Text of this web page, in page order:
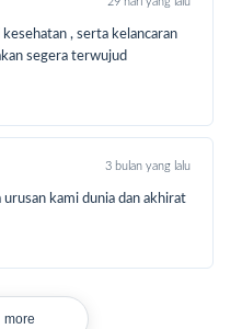
memasukkannya ke
yang tidak dimasuki
sedekah jariyah biaya
donasi
, serta kelancaran
segera terwujud
3 bulan yang lalu
urusan kami dunia dan akhirat
more